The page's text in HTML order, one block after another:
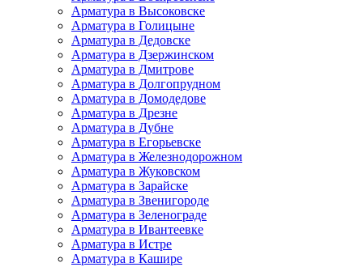
Арматура в Высоковске
Арматура в Голицыне
Арматура в Дедовске
Арматура в Дзержинском
Арматура в Дмитрове
Арматура в Долгопрудном
Арматура в Домодедове
Арматура в Дрезне
Арматура в Дубне
Арматура в Егорьевске
Арматура в Железнодорожном
Арматура в Жуковском
Арматура в Зарайске
Арматура в Звенигороде
Арматура в Зеленограде
Арматура в Ивантеевке
Арматура в Истре
Арматура в Кашире